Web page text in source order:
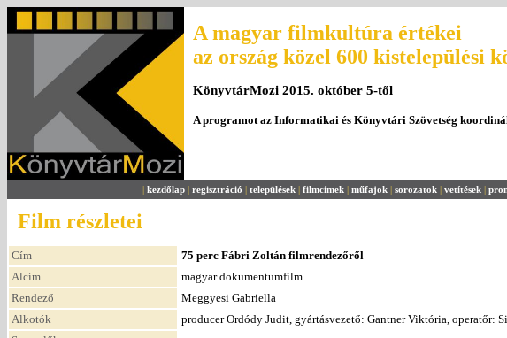
A magyar filmkultúra értékei
az ország közel 600 kistelepülési
KönyvtárMozi 2015. október 5-től
A programot az Informatikai és Könyvtári Szövetség
| kezdőlap | regisztráció | települések | filmcímek | műfajok | sorozatok | vetítések |
Film részletei
Cím
75 perc Fábri Zoltán filmrendezőről
Alcím
magyar dokumentumfilm
Rendező
Meggyesi Gabriella
Alkotók
producer Ordódy Judit, gyártásvezető: Gantner Viktória, operatőr: